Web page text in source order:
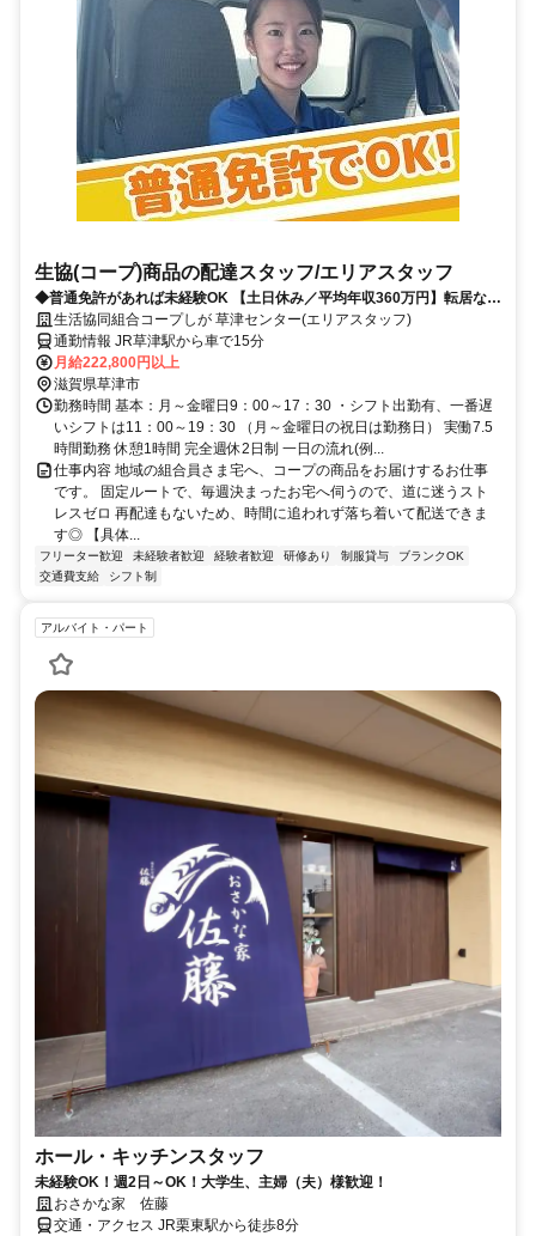
生協(コープ)商品の配達スタッフ/エリアスタッフ
◆普通免許があれば未経験OK 【土日休み／平均年収360万円】転居なし
◎残業月12h程度の働きやすい職場 研修＆手厚いサポート有◎
生活協同組合コープしが 草津センター(エリアスタッフ)
通勤情報 JR草津駅から車で15分
月給222,800円以上
滋賀県草津市
勤務時間 基本：月～金曜日9：00～17：30 ・シフト出勤有、一番遅
いシフトは11：00～19：30 （月～金曜日の祝日は勤務日） 実働7.5
時間勤務 休憩1時間 完全週休2日制 一日の流れ(例...
仕事内容 地域の組合員さま宅へ、コープの商品をお届けするお仕事
です。 固定ルートで、毎週決まったお宅へ伺うので、道に迷うスト
レスゼロ 再配達もないため、時間に追われず落ち着いて配送できま
す◎ 【具体...
フリーター歓迎 未経験者歓迎 経験者歓迎 研修あり 制服貸与
ブランクOK
交通費支給
シフト制
アルバイト・パート
ホール・キッチンスタッフ
未経験OK！週2日～OK！大学生、主婦（夫）様歓迎！
おさかな家 佐藤
交通・アクセス JR栗東駅から徒歩8分